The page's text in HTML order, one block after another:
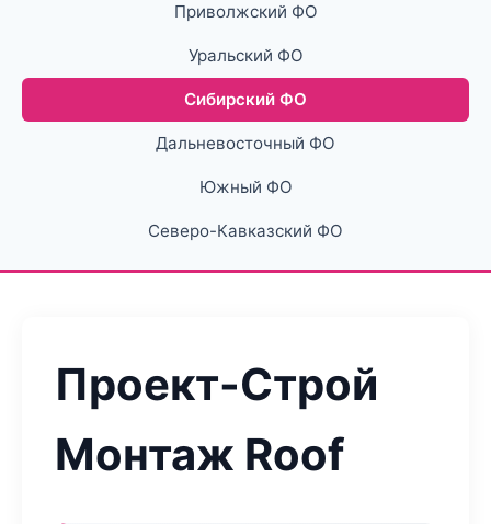
Приволжский ФО
Уральский ФО
Сибирский ФО
Дальневосточный ФО
Южный ФО
Северо-Кавказский ФО
Проект-Строй
Монтаж Roof